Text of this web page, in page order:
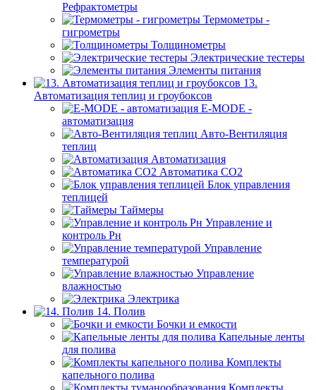
Рефрактометры
Термометры -
гигрометры
Толщинометры
Электрические тестеры
Элементы питания
13.
Автоматизация теплиц и гроубоксов
E-MODE -
автоматизация
Авто-Вентиляция
теплиц
Автоматизация
Автоматика СО2
Блок управления
теплицей
Таймеры
Управление и
контроль Рн
Управление
температурой
Управление
влажностью
Электрика
14. Полив
Бочки и емкости
Капельные ленты
для полива
Комплекты
капельного полива
Комплекты